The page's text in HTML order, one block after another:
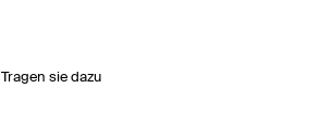
Tragen sie dazu